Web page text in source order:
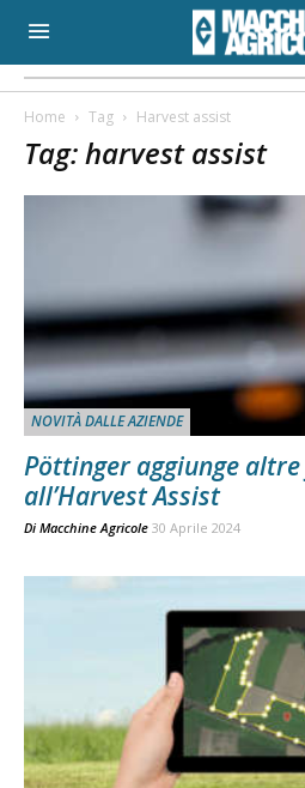
Home Tag Harvest assist
Tag: harvest assist
NOVITÀ DALLE AZIENDE
Pöttinger aggiunge
all’Harvest Assist
Di Macchine Agricole 30 Aprile 2024